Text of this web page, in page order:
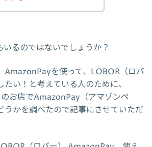
いるのではないでしょうか？
AmazonPayを使って、LOBOR（ロバ
い！と考えている人のために、
お店でAmazonPay（アマゾンペ
うかを調べたので記事にさせていただ